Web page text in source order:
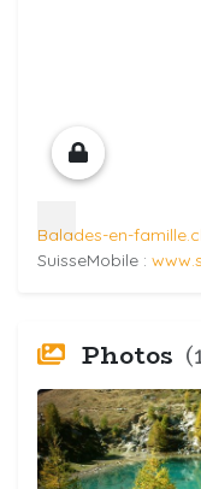
Balades-en-
SuisseMobile :
Photos